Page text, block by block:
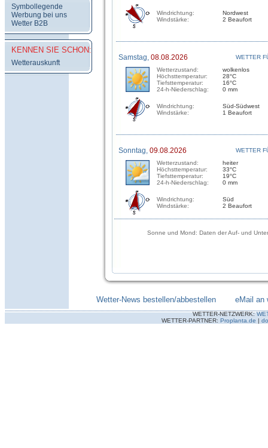
Symbollegende
Werbung bei uns
Wetter B2B
KENNEN SIE SCHON:
Wetterauskunft
Windrichtung:
Windstärke:
Nordwest
2 Beaufort
Samstag, 08.08.2026
WETTER
Wetterzustand:
Höchsttemperatur:
Tiefsttemperatur:
24-h-Niederschlag:
wolkenlos
28°C
16°C
0 mm
Windrichtung:
Windstärke:
Süd-Südwest
1 Beaufort
Sonntag, 09.08.2026
WETTER
Wetterzustand:
Höchsttemperatur:
Tiefsttemperatur:
24-h-Niederschlag:
heiter
33°C
19°C
0 mm
Windrichtung:
Windstärke:
Süd
2 Beaufort
Sonne und Mond: Daten der Auf- und
Wetter-News bestellen/abbestellen eMail an
WETTER-NETZWERK:
WETTER-PARTNER: Proplanta.de |